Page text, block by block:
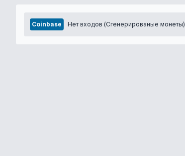
Coinbase Нет входов (Сгенерированые монеты)